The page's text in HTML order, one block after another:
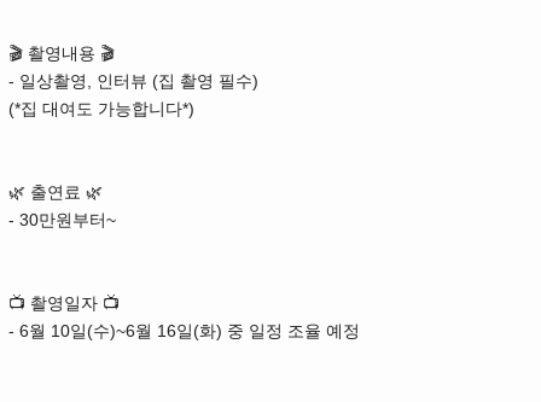
🎬 촬영내용 🎬
- 일상촬영, 인터뷰 (집 촬영 필수)
(*집 대여도 가능합니다*)
🌿 출연료 🌿
- 30만원부터~
📺 촬영일자 📺
- 6월 10일(수)~6월 16일(화) 중 일정 조율 예정